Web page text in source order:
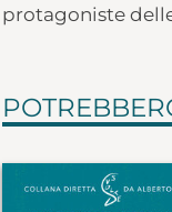
protagoniste